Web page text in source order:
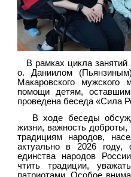
В рамках цикла занятий
о. Даниилом
Макаровского мужского
помощи детям,
проведена беседа «Сила
В ходе беседы
жизни, важность доброты,
традициям народов,
актуально в 2026 году,
единства народов
чтить традиции,
патриотами. Особое